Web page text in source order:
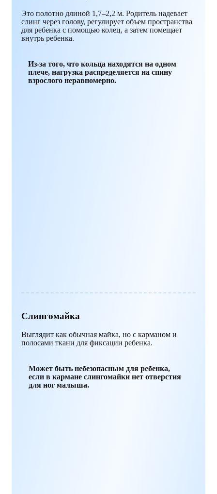
Это полотно длиной 1,7–2,2 м. Родитель надевает
слинг через голову, регулирует объем пространства
для ребенка с помощью колец, а затем помещает
внутрь ребенка.
Из-за того, что кольца находятся на одном
плече, нагрузка распределяется на спину
взрослого неравномерно.
Слингомайка
Выглядит как обычная майка, но с карманом и
полосами ткани для фиксации ребенка.
Может быть небезопасным для ребенка,
если в кармане слингомайки нет отверстия
для ног малыша.